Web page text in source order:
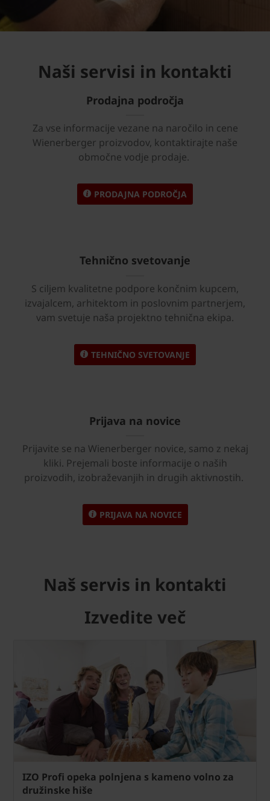
Naši servisi in kontakti
Prodajna področja
Za vse informacije vezane na naročilo in cene
Wienerberger proizvodov, kontaktirajte naše
območne vodje prodaje.
PRODAJNA PODROČJA
Tehnično svetovanje
S ciljem kvalitetne podpore končnim kupcem,
izvajalcem, arhitektom in poslovnim partnerjem,
vam svetuje naša projektno tehnična ekipa.
TEHNIČNO SVETOVANJE
Prijava na novice
Prijavite se na Wienerberger novice, samo z nekaj
kliki. Prejemali boste informacije o naših
proizvodih, izobraževanjih in drugih aktivnostih.
PRIJAVA NA NOVICE
Naš servis in kontakti
Izvedite več
IZO Profi opeka polnjena s kameno volno za
družinske hiše